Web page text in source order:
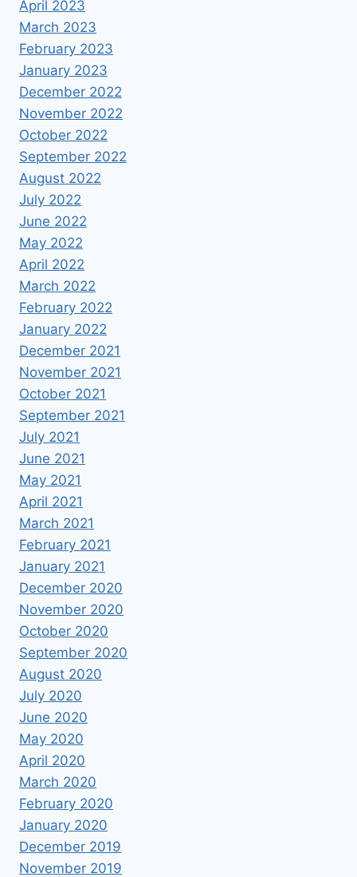
April 2023
March 2023
February 2023
January 2023
December 2022
November 2022
October 2022
September 2022
August 2022
July 2022
June 2022
May 2022
April 2022
March 2022
February 2022
January 2022
December 2021
November 2021
October 2021
September 2021
July 2021
June 2021
May 2021
April 2021
March 2021
February 2021
January 2021
December 2020
November 2020
October 2020
September 2020
August 2020
July 2020
June 2020
May 2020
April 2020
March 2020
February 2020
January 2020
December 2019
November 2019